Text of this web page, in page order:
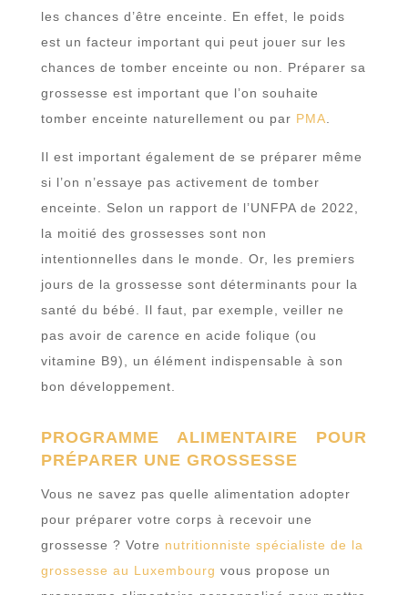
les chances d’être enceinte. En effet, le poids
est un facteur important qui peut jouer sur les
chances de tomber enceinte ou non. Préparer sa
grossesse est important que l’on souhaite
tomber enceinte naturellement ou par PMA
Il est important également de se préparer même
si l’on n’essaye pas activement de tomber
enceinte. Selon un rapport de l’UNFPA de 2022,
la moitié des grossesses sont non
intentionnelles dans le monde. Or, les premiers
jours de la grossesse sont déterminants pour la
santé du bébé. Il faut, par exemple, veiller ne
pas avoir de carence en acide folique (ou
vitamine B9), un élément indispensable à son
bon développement.
PROGRAMME ALIMENTAIRE POUR
PRÉPARER UNE GROSSESSE
Vous ne savez pas quelle alimentation adopter
pour préparer votre corps à recevoir une
grossesse ? Votre nutritionniste spécialiste de la
grossesse au Luxembourg vous propose un